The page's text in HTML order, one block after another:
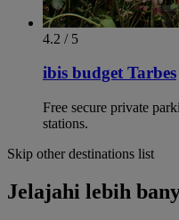
4.2 / 5
ibis budget Tarbes
Free secure private
stations.
Skip other destinations list
Jelajahi lebih